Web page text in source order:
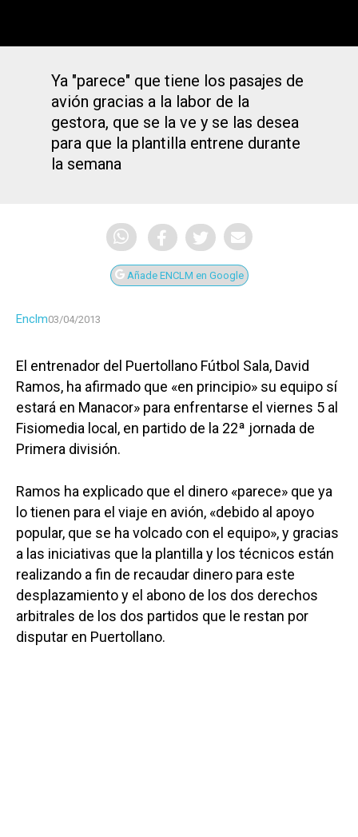
Ya "parece" que tiene los pasajes de
avión gracias a la labor de la
gestora, que se la ve y se las desea
para que la plantilla entrene durante
la semana
Añade ENCLM en Google
Enclm03/04/2013
El entrenador del Puertollano Fútbol Sala, David
Ramos, ha afirmado que «en principio» su equipo sí
estará en Manacor» para enfrentarse el viernes 5 al
Fisiomedia local, en partido de la 22ª jornada de
Primera división.
Ramos ha explicado que el dinero «parece» que ya
lo tienen para el viaje en avión, «debido al apoyo
popular, que se ha volcado con el equipo», y gracias
a las iniciativas que la plantilla y los técnicos están
realizando a fin de recaudar dinero para este
desplazamiento y el abono de los dos derechos
arbitrales de los dos partidos que le restan por
disputar en Puertollano.